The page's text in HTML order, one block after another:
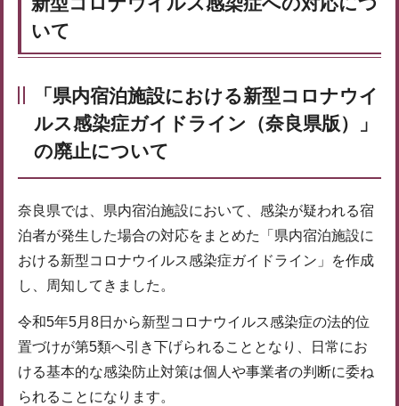
いて
「県内宿泊施設における新型コロナウイ
ルス感染症ガイドライン（奈良県版）」
の廃止について
奈良県では、県内宿泊施設において、感染が疑われる宿
泊者が発生した場合の対応をまとめた「県内宿泊施設に
おける新型コロナウイルス感染症ガイドライン」を作成
し、周知してきました。
令和5年5月8日から新型コロナウイルス感染症の法的位
置づけが第5類へ引き下げられることとなり、日常にお
ける基本的な感染防止対策は個人や事業者の判断に委ね
られることになります。